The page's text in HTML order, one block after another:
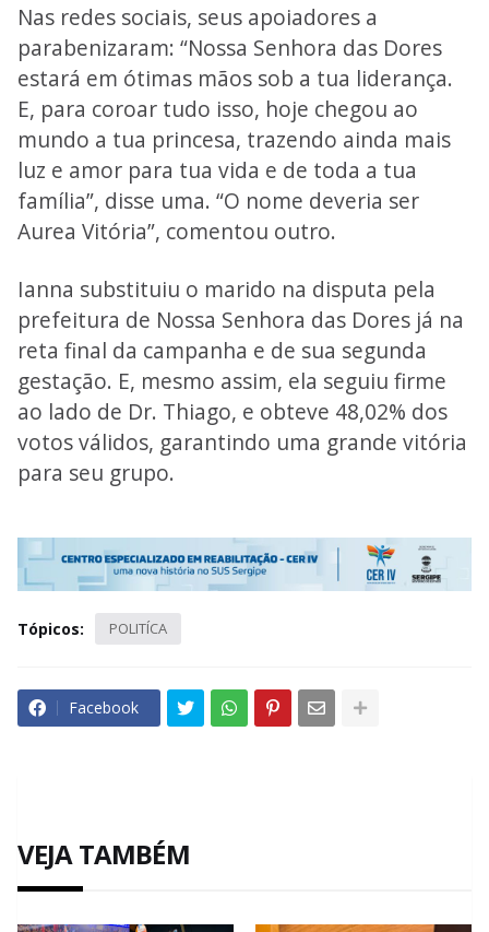
Nas redes sociais, seus apoiadores a
parabenizaram: “Nossa Senhora das Dores
estará em ótimas mãos sob a tua liderança.
E, para coroar tudo isso, hoje chegou ao
mundo a tua princesa, trazendo ainda mais
luz e amor para tua vida e de toda a tua
família”, disse uma. “O nome deveria ser
Aurea Vitória”, comentou outro.
Ianna substituiu o marido na disputa pela
prefeitura de Nossa Senhora das Dores já na
reta final da campanha e de sua segunda
gestação. E, mesmo assim, ela seguiu firme
ao lado de Dr. Thiago, e obteve 48,02% dos
votos válidos, garantindo uma grande vitória
para seu grupo.
Tópicos: POLITÍCA
Facebook
VEJA TAMBÉM